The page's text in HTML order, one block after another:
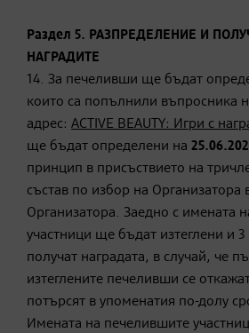
Раздел 5. РАЗПРЕДЕЛЕНИЕ И
НАГРАДИТЕ
14. За печеливши ще бъдат
които са попълнили въпросника
адрес: ACTIVE BEAUTY: Игри с
ще бъдат определени на 25.06.202
принцип в присъствието на
състав по избор на Организатора
Организатора. Заедно с имената
участници ще бъдат изтеглени и
получат наградата, в случай, че
изтеглените печеливши се
потърсят в упоменатия по-долу
Имената на печелившите